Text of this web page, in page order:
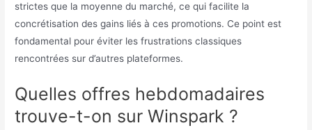
strictes que la moyenne du marché, ce qui facilite la
concrétisation des gains liés à ces promotions. Ce point est
fondamental pour éviter les frustrations classiques
rencontrées sur d’autres plateformes.
Quelles offres hebdomadaires
trouve-t-on sur Winspark ?